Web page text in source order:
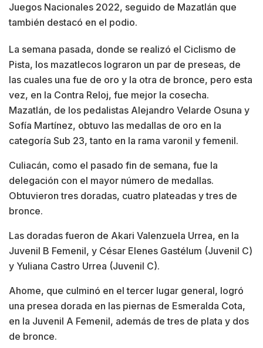
Juegos Nacionales 2022, seguido de Mazatlán que
también destacó en el podio.
La semana pasada, donde se realizó el Ciclismo de
Pista, los mazatlecos lograron un par de preseas, de
las cuales una fue de oro y la otra de bronce, pero esta
vez, en la Contra Reloj, fue mejor la cosecha.
Mazatlán, de los pedalistas Alejandro Velarde Osuna y
Sofía Martínez, obtuvo las medallas de oro en la
categoría Sub 23, tanto en la rama varonil y femenil.
Culiacán, como el pasado fin de semana, fue la
delegación con el mayor número de medallas.
Obtuvieron tres doradas, cuatro plateadas y tres de
bronce.
Las doradas fueron de Akari Valenzuela Urrea, en la
Juvenil B Femenil, y César Elenes Gastélum (Juvenil C)
y Yuliana Castro Urrea (Juvenil C).
Ahome, que culminó en el tercer lugar general, logró
una presea dorada en las piernas de Esmeralda Cota,
en la Juvenil A Femenil, además de tres de plata y dos
de bronce.